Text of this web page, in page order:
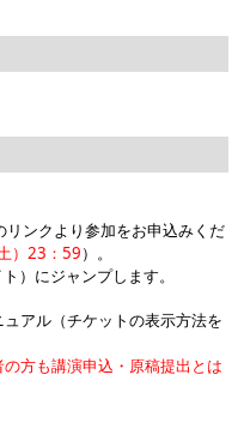
ンクより参加をお申込みくだ
）23：59）。
）にジャンプします。
アル（チケットの表示方法を
の方も講演申込・原稿提出とは